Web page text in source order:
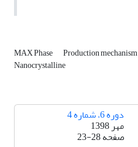
MAX Phase Production mechanism
Nanocrystalline
دوره 6، شماره 4
مهر 1398
صفحه23-28